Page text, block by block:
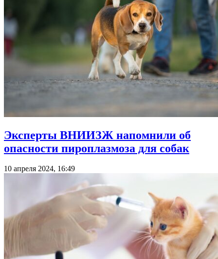
Эксперты ВНИИЗЖ напомнили об
опасности пироплазмоза для собак
10 апреля 2024, 16:49